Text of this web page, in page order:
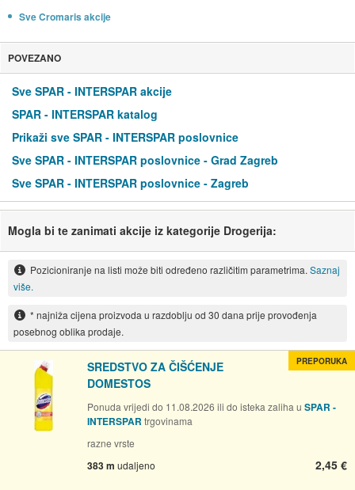
Sve Cromaris akcije
POVEZANO
Sve SPAR - INTERSPAR akcije
SPAR - INTERSPAR katalog
Prikaži sve SPAR - INTERSPAR poslovnice
Sve SPAR - INTERSPAR poslovnice - Grad Zagreb
Sve SPAR - INTERSPAR poslovnice - Zagreb
Mogla bi te zanimati akcije iz kategorije Drogerija:
Pozicioniranje na listi može biti određeno različitim parametrima. Saznaj
više.
* najniža cijena proizvoda u razdoblju od 30 dana prije provođenja
posebnog oblika prodaje.
SREDSTVO ZA ČIŠĆENJE
DOMESTOS
Ponuda vrijedi do 11.08.2026 ili do isteka zaliha u SPAR -
INTERSPAR trgovinama
razne vrste
383 m udaljeno 2,45 €
PREPORUKA